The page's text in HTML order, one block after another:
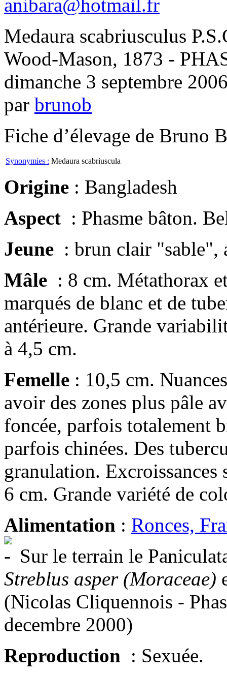
anibara@hotmail.fr
Medaura scabriusculus
Wood-Mason, 1873 -
dimanche 3 septembre
par brunob
Fiche d’élevage de Bruno
Synonymies : Medaura scabriuscula
Origine : Bangladesh
Aspect : Phasme bâton.
Jeune : brun clair "sable",
Mâle : 8 cm. Métathorax
marqués de blanc et de
antérieure. Grande
à 4,5 cm.
Femelle : 10,5 cm.
avoir des zones plus pâle
foncée, parfois totalement
parfois chinées. Des
granulation. Excroissances
6 cm. Grande variété de
Alimentation : Ronces,
Sur le terrain le
Streblus asper (Moraceae)
(Nicolas Cliquennois -
decembre 2000)
Reproduction : Sexuée.